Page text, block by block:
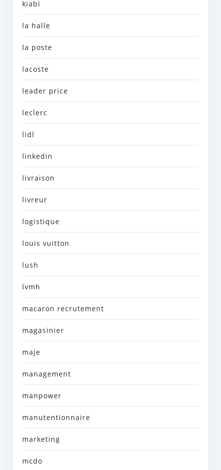
kiabi
la halle
la poste
lacoste
leader price
leclerc
lidl
linkedin
livraison
livreur
logistique
louis vuitton
lush
lvmh
macaron recrutement
magasinier
maje
management
manpower
manutentionnaire
marketing
mcdo